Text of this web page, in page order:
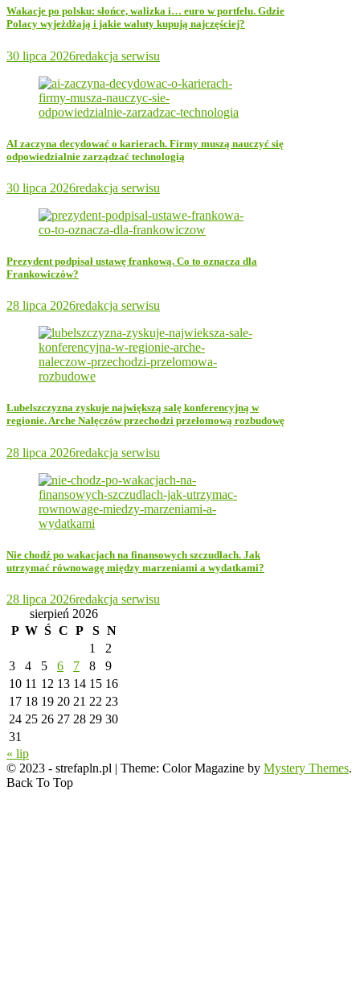
Wakacje po polsku: słońce, walizka i… euro w portfelu. Gdzie
Polacy wyjeżdżają i jakie waluty kupują najczęściej?
30 lipca 2026redakcja serwisu
AI zaczyna decydować o karierach. Firmy muszą nauczyć się
odpowiedzialnie zarządzać technologią
30 lipca 2026redakcja serwisu
Prezydent podpisał ustawę frankową. Co to oznacza dla
Frankowiczów?
28 lipca 2026redakcja serwisu
Lubelszczyzna zyskuje największą salę konferencyjną w
regionie. Arche Nałęczów przechodzi przełomową rozbudowę
28 lipca 2026redakcja serwisu
Nie chodź po wakacjach na finansowych szczudłach. Jak
utrzymać równowagę między marzeniami a wydatkami?
28 lipca 2026redakcja serwisu
sierpień 2026
P W Ś C P S N
1
2
3
4 5 6 7 8
9
10 11 12 13 14 15 16
17 18 19 20 21 22 23
24 25 26 27 28 29 30
31
« lip
© 2023 - strefapln.pl | Theme: Color Magazine by Mystery Themes.
Back To Top